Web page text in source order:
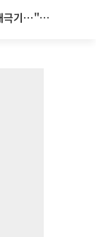
서경덕 교수, 김희철도 분노한 거꾸로 태극기⋯"엉터리는 아냐, 아쉬울 뿐"